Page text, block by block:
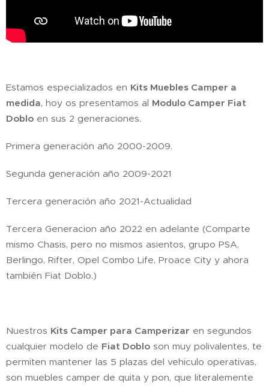
Estamos especializados en Kits Muebles Camper a
medida, hoy os presentamos al Modulo Camper Fiat
Doblo en sus 2 generaciones.
Primera generación año 2000-2009.
Segunda generación año 2009-2021
Tercera generación año 2021-Actualidad
Tercera Generacion año 2022 en adelante (Comparte
mismo Chasis, pero no mismos asientos, grupo PSA,
Berlingo, Rifter, Opel Combo Life, Proace City y ahora
también Fiat Doblo.)
Nuestros Kits Camper para Camperizar en segundos
cualquier modelo de Fiat Doblo son muy polivalentes, te
permiten mantener las 5 plazas del vehiculo operativas,
son muebles camper de quita y pon, que literalemente